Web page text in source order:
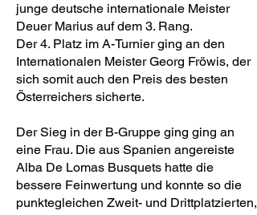
junge deutsche internationale Meister
Deuer Marius auf dem 3. Rang.
Der 4. Platz im A-Turnier ging an den
Internationalen Meister Georg Fröwis, der
sich somit auch den Preis des besten
Österreichers sicherte.
Der Sieg in der B-Gruppe ging ging an
eine Frau. Die aus Spanien angereiste
Alba De Lomas Busquets hatte die
bessere Feinwertung und konnte so die
punktegleichen Zweit- und Drittplatzierten,